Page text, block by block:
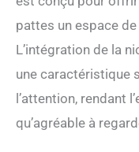
pattes un espace
L’intégration de la
une caractéristique
l’attention, rendant
qu’agréable à